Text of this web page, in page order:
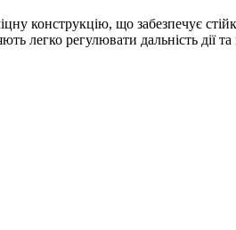
конструкцію, що забезпечує
легко регулювати дальність